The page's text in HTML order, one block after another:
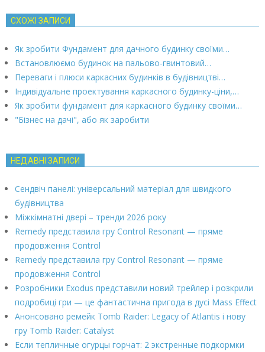
СХОЖІ ЗАПИСИ
Як зробити Фундамент для дачного будинку своїми…
Встановлюємо будинок на пальово-гвинтовий…
Переваги і плюси каркасних будинків в будівництві…
Індивідуальне проектування каркасного будинку-ціни,…
Як зробити фундамент для каркасного будинку своїми…
"Бізнес на дачі", або як заробити
НЕДАВНІ ЗАПИСИ
Сендвіч панелі: універсальний матеріал для швидкого
будівництва
Міжкімнатні двері – тренди 2026 року
Remedy представила гру Control Resonant — пряме
продовження Control
Remedy представила гру Control Resonant — пряме
продовження Control
Розробники Exodus представили новий трейлер і розкрили
подробиці гри — це фантастична пригода в дусі Mass Effect
Анонсовано ремейк Tomb Raider: Legacy of Atlantis і нову
гру Tomb Raider: Catalyst
Если тепличные огурцы горчат: 2 экстренные подкормки